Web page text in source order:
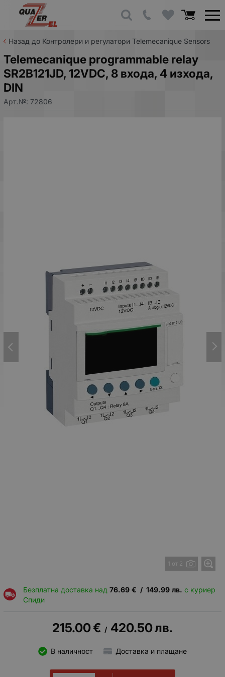
Назад до Контролери и регулатори Telemecanique Sensors
Telemecanique programmable relay
SR2B121JD, 12VDC, 8 входа, 4 изхода,
DIN
Арт.№: 72806
1 от 2
Безплатна доставка над 76.69 € / 149.99 лв. с куриер
Спиди
215.00€ / 420.50лв.
В наличност Доставка и плащане